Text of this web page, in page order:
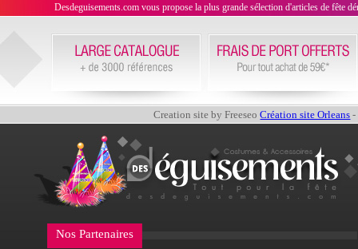
Desdeguisements.com vous propose la plus grande sélection d'articles de fête
Creation site by FreeseoCréation site Orleans -
Nos Partenaires